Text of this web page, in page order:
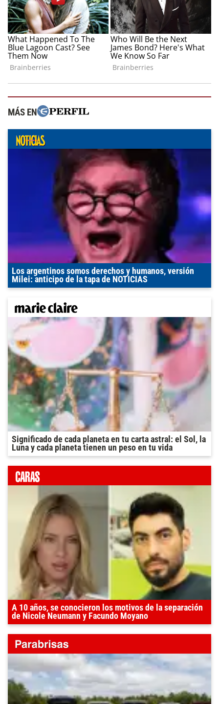
MÁS EN
Los argentinos somos derechos y humanos, versión
Milei: anticipo de la tapa de NOTICIAS
Significado de cada planeta en tu carta astral: el Sol, la
Luna y cada planeta tienen un peso en tu vida
A 10 años, se conocieron los motivos de la separación
de Nicole Neumann y Facundo Moyano